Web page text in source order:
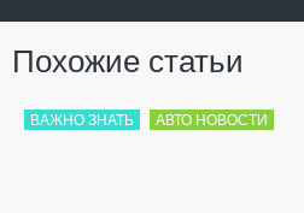
Похожие статьи
ВАЖНО ЗНАТЬ АВТО НОВОСТИ